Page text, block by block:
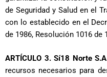
de Seguridad y Salud en el
con lo establecido en el
de 1986, Resolución 1016 de
ARTÍCULO 3. Sí18 Norte
recursos necesarios para